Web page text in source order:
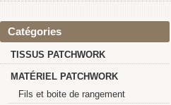
Catégories
TISSUS PATCHWORK
MATÉRIEL PATCHWORK
Fils et boite de rangement